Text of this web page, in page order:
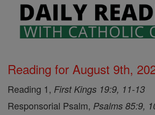
Reading for August 9th,
Reading 1, First Kings 19:9, 11-13
Responsorial Psalm, Psalms 85:9,